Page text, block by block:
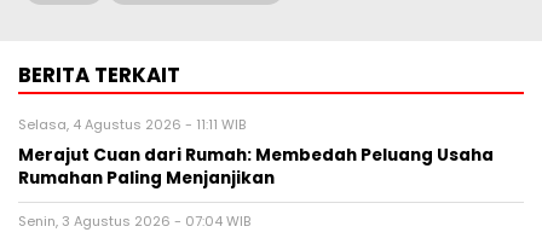
BERITA TERKAIT
Selasa, 4 Agustus 2026 - 11:11 WIB
Merajut Cuan dari Rumah: Membedah Peluang Usaha
Rumahan Paling Menjanjikan
Senin, 3 Agustus 2026 - 07:04 WIB